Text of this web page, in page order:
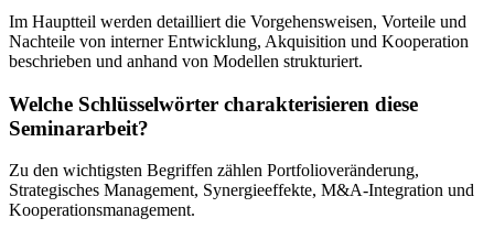
Im Hauptteil werden detailliert die Vorgehensweisen, Vorteile und
Nachteile von interner Entwicklung, Akquisition und Kooperation
beschrieben und anhand von Modellen strukturiert.
Welche Schlüsselwörter charakterisieren diese
Seminararbeit?
Zu den wichtigsten Begriffen zählen Portfolioveränderung,
Strategisches Management, Synergieeffekte, M&A-Integration und
Kooperationsmanagement.